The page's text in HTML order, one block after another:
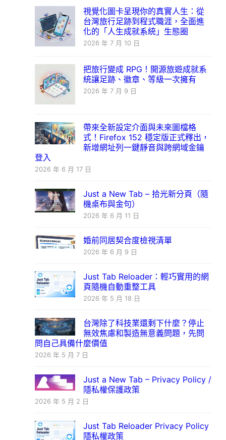
視覺化圖卡呈現你的真實人生：從
台灣旅行足跡到程式職涯，全面進
化的「人生成就系統」生態圈
2026 年 7 月 10 日
把旅行變成 RPG！開源旅遊成就系
統讓足跡、徽章、等級一次擁有
2026 年 7 月 9 日
帶來全新設定介面與未來圖檔格
式！Firefox 152 穩定版正式釋出，
新增網址列一鍵靜音與跨網域金鑰
登入
2026 年 6 月 17 日
Just a New Tab – 拾光新分頁（隨
機桌布與金句）
2026 年 6 月 11 日
婚前同居契合度檢視清單
2026 年 6 月 9 日
Just Tab Reloader：輕巧實用的網
頁隨機自動重整工具
2026 年 5 月 18 日
台灣除了科技業還剩下什麼？停止
無效焦慮和製造無意義問題，先問
問自己具備什麼價值
2026 年 5 月 7 日
Just a New Tab – Privacy Policy /
隱私權保護政策
2026 年 5 月 2 日
Just Tab Reloader Privacy Policy
隱私權政策